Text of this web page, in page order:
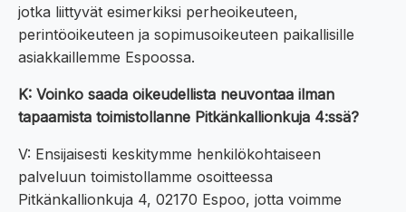
jotka liittyvät esimerkiksi perheoikeuteen,
perintöoikeuteen ja sopimusoikeuteen paikallisille
asiakkaillemme Espoossa.
K: Voinko saada oikeudellista neuvontaa ilman
tapaamista toimistollanne Pitkänkallionkuja 4:ssä?
V: Ensijaisesti keskitymme henkilökohtaiseen
palveluun toimistollamme osoitteessa
Pitkänkallionkuja 4, 02170 Espoo, jotta voimme